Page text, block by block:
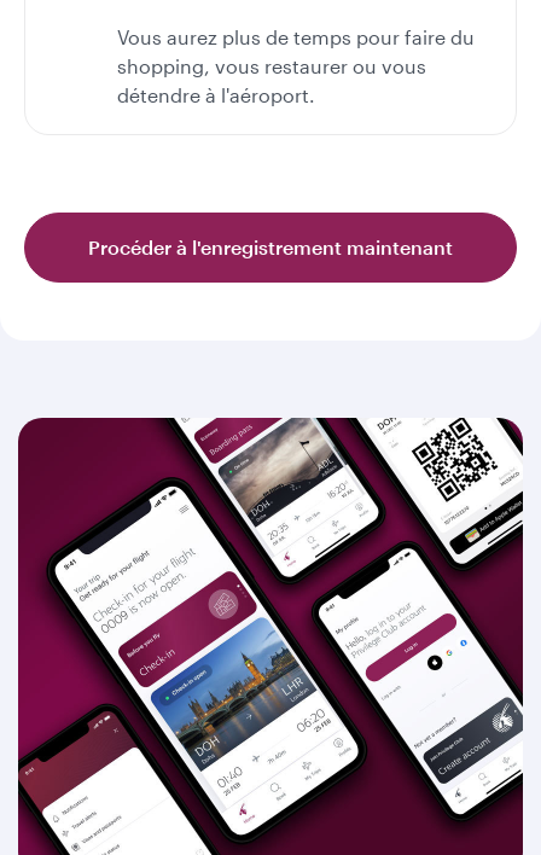
Vous aurez plus de temps pour faire du
shopping, vous restaurer ou vous
détendre à l'aéroport.
Procéder à l'enregistrement maintenant